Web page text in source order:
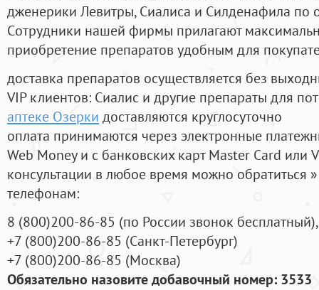
дженерики Левитры, Сиалиса и Силденафила по
Cотрудники нашей фирмы прилагают
приобретение препаратов удобным для
доставка препаратов осуществляется без
VIP клиентов: Сиалис и другие препараты для
аптеке Озерки доставляются круглосуточно
оплата принимаются через электронные
Web Money и с банковских карт Master Card или
консультации в любое время можно обратиться
телефонам:
8 (800)200-86-85 (по России звонок бесплатный),
+7 (800)200-86-85 (Санкт-Петербург)
+7 (800)200-86-85 (Москва)
Обязательно назовите добавочный номер: 3533